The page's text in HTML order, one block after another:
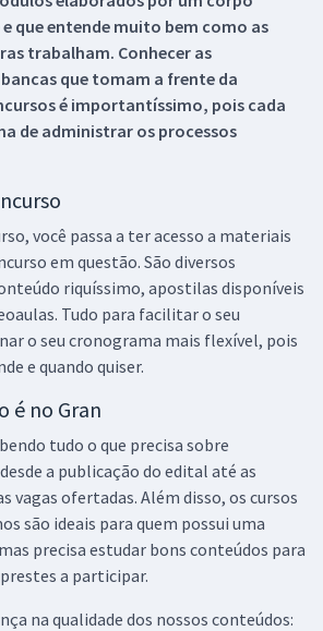
que entende muito bem como as
trabalham. Conhecer as
que tomam a frente da
é importantíssimo, pois cada
de administrar os processos
você passa a ter acesso a materiais
em questão. São diversos
riquíssimo, apostilas disponíveis
Tudo para facilitar o seu
o seu cronograma mais flexível, pois
e quando quiser.
é no Gran
tudo o que precisa sobre
a publicação do edital até as
vagas ofertadas. Além disso, os cursos
são ideais para quem possui uma
precisa estudar bons conteúdos para
a participar.
na qualidade dos nossos conteúdos: